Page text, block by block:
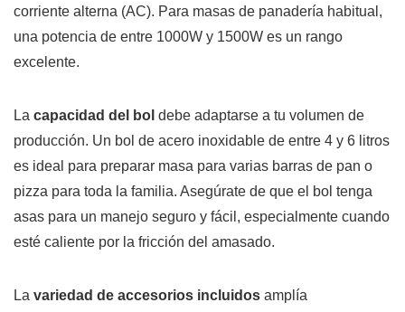
corriente alterna (AC). Para masas de panadería habitual,
una potencia de entre 1000W y 1500W es un rango
excelente.
La capacidad del bol debe adaptarse a tu volumen de
producción. Un bol de acero inoxidable de entre 4 y 6 litros
es ideal para preparar masa para varias barras de pan o
pizza para toda la familia. Asegúrate de que el bol tenga
asas para un manejo seguro y fácil, especialmente cuando
esté caliente por la fricción del amasado.
La variedad de accesorios incluidos amplía